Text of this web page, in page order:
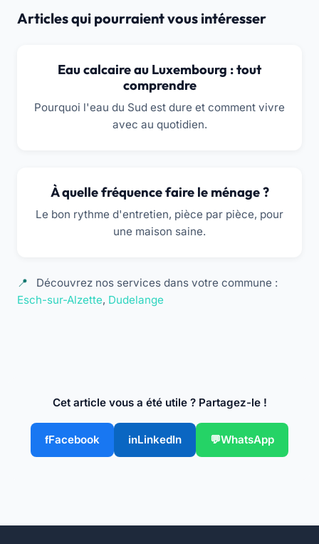
Articles qui pourraient vous intéresser
Eau calcaire au Luxembourg : tout
comprendre
Pourquoi l'eau du Sud est dure et comment vivre
avec au quotidien.
À quelle fréquence faire le ménage ?
Le bon rythme d'entretien, pièce par pièce, pour
une maison saine.
Découvrez nos services dans votre commune :
Esch-sur-Alzette, Dudelange
Cet article vous a été utile ? Partagez-le !
Facebook LinkedIn WhatsApp